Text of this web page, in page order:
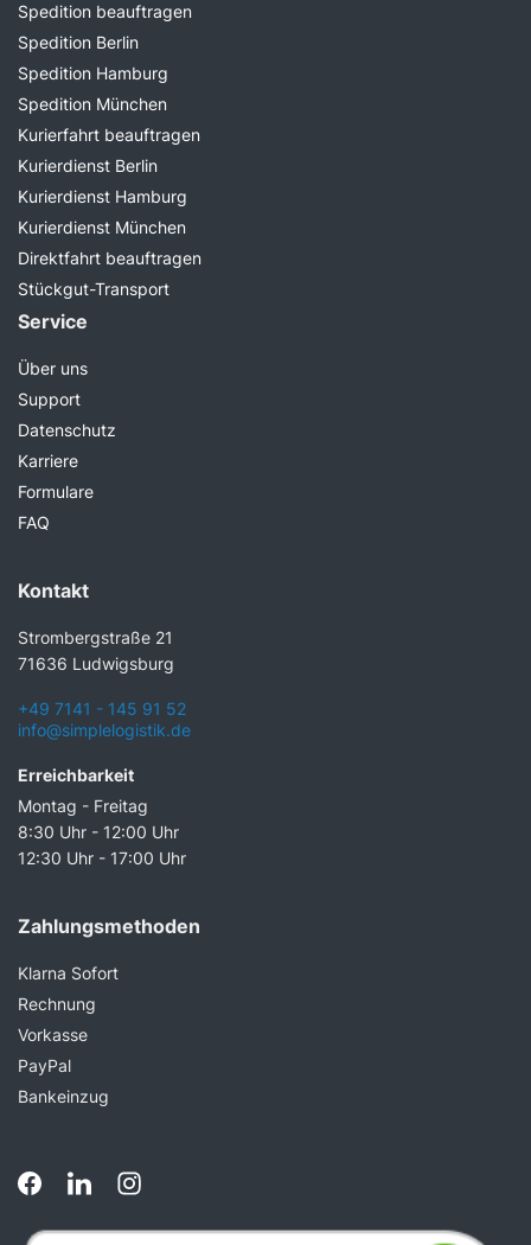
Spedition beauftragen
Spedition Berlin
Spedition Hamburg
Spedition München
Kurierfahrt beauftragen
Kurierdienst Berlin
Kurierdienst Hamburg
Kurierdienst München
Direktfahrt beauftragen
Stückgut-Transport
Service
Über uns
Support
Datenschutz
Karriere
Formulare
FAQ
Kontakt
Strombergstraße 21
71636 Ludwigsburg
+49 7141 - 145 91 52
info@simplelogistik.de
Erreichbarkeit
Montag - Freitag
8:30 Uhr - 12:00 Uhr
12:30 Uhr - 17:00 Uhr
Zahlungsmethoden
Klarna Sofort
Rechnung
Vorkasse
PayPal
Bankeinzug